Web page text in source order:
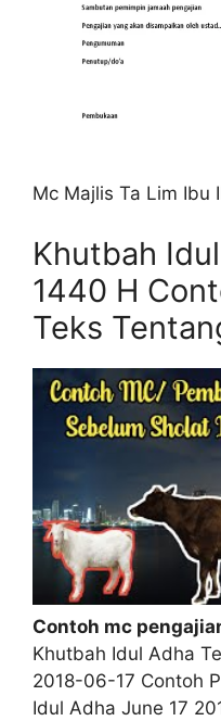
Mc Majlis Ta Lim Ibu
Khutbah
1440 H
Teks
Contoh mc
Khutbah Idul Adha
2018-06-17 Contoh
Idul Adha June 17